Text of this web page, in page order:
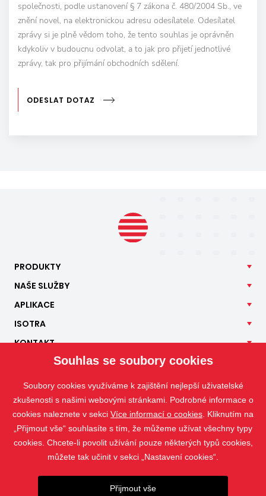
společnosti, podle ustanovení § 7 zákona č. 480/2004 Sb., ve
znění novel, na elektronickou adresu odesílatele. Odesílatel
zprávy si je plně vědom toho, že tento souhlas je oprávněn
kdykoliv v budoucnu odvolat, a to jak pro přijetí jednotlivé
zprávy, tak pro přijímání obchodních sdělení.
ODESLAT DOTAZ
PRODUKTY
NAŠE SLUŽBY
APLIKACE
ISOTRA
KONTAKT
Souhlas se soubory cookies
Soubory cookies využíváme k zajištění nejlepší uživatelské
zkušenosti s našimi webovými stránkami. Podrobné informace o
cookies naleznete v sekci Více informací o cookies . Kliknutím na
„Přijmout vše“ souhlasíte s tím, že můžeme užívat všechny typy
cookies. Chcete-li povolit užívání pouze některých typů cookies,
můžete tak učinit v sekci „Nastavení cookies“.
Přijmout vše